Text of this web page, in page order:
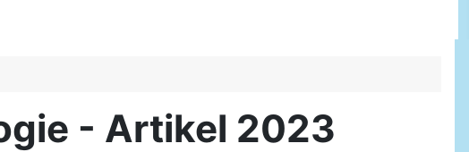
- Artikel 2023